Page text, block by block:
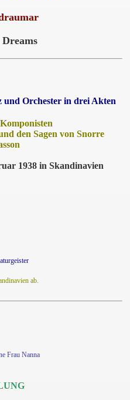
und Orchester in drei Akten
den Sagen von Snorre
1938 in Skandinavien
ab.
Frau Nanna